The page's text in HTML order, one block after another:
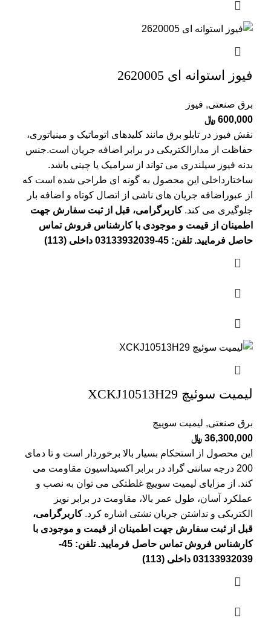
فیوز استوانه ای 2620005
برق صنعتی, فیوز
600,000 ﷼
نقش فیوز در تابلو برق مانند کلیدهای اتوماتیک و مینیاتوری،
حفاظت از مدارالکتریکی در برابر اضافه جریان است.جنس
بدنه فیوز سیلندری می تواند از سرامیک یا چینی باشد.
ساختارداخلی این محصول به گونه ای طراحی شده است که
از عبوراضافه جریان های ناشی از اتصال کوتاه و اضافه بار
جلوگیری می کند.کاربرگرامی، قبل از ثبت سفارش جهت
اطمینان از قیمت و موجودی با کارشناس فروش تماس
حاصل فرمایید. تلفن: 45-03133932039 داخلی (113)
لیمیت سوئیچ XCKJ10513H29
برق صنعتی, لیمیت سوییچ
36,300,000 ﷼
این محصول از استحکام بسیار بالا برخوردار است و تا دمای
200 درجه سانتی گراد در برابر اکسیداسیون مقاومت می
کند. از مزایای لیمیت سوییچ غلطتکی می توان به نصب و
عملکرد آسان، طول عمر بالا، مقاومت در برابر نویز
الکتریکی و نداشتن جریان نشتی اشاره کرد.کاربرگرامی،
قبل از ثبت سفارش جهت اطمینان از قیمت و موجودی با
کارشناس فروش تماس حاصل فرمایید. تلفن: 45-
03133932039 داخلی (113)